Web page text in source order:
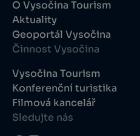
O Vysočina Tourism
Aktuality
Geoportál Vysočina
Činnost Vysočina
Vysočina Tourism
Konferenční turistika
Filmová kancelář
Sledujte nás